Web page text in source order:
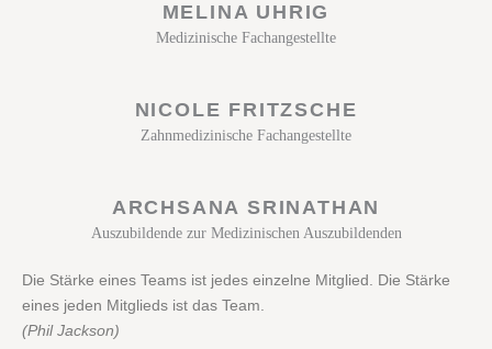
MELINA UHRIG
Medizinische Fachangestellte​
NICOLE FRITZSCHE
Zahnmedizinische Fachangestellte
ARCHSANA SRINATHAN​
Auszubildende zur Medizinischen Auszubildenden
Die Stärke eines Teams ist jedes einzelne Mitglied. Die Stärke
eines jeden Mitglieds ist das Team.
(Phil Jackson)